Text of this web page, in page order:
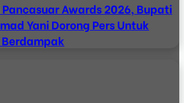
Awards 2026, Bupati
Yani Dorong Pers Untuk